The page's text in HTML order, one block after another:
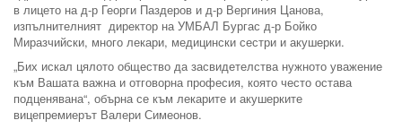
в лицето на д-р Георги Паздеров и д-р Вергиния Цанова,
изпълнителният директор на УМБАЛ Бургас д-р Бойко
Миразчийски, много лекари, медицински сестри и акушерки.
„Бих искал цялото общество да засвидетелства нужното уважение
към Вашата важна и отговорна професия, която често остава
подценявана“, обърна се към лекарите и акушерките
вицепремиерът Валери Симеонов.